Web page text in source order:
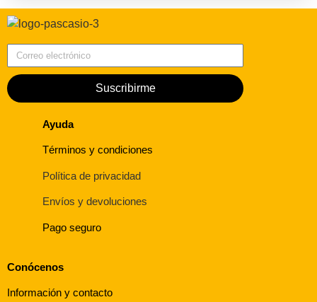
Suscribirme
Ayuda
Términos y condiciones
Política de privacidad
Envíos y devoluciones
Pago seguro
Conócenos
Información y contacto